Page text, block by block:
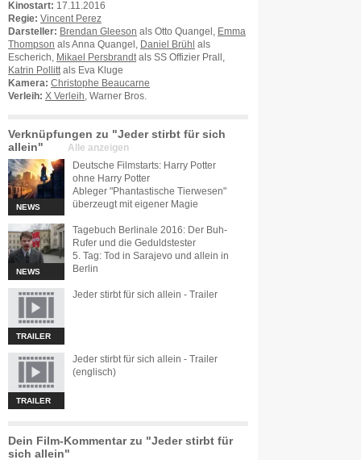
Kinostart: 17.11.2016
Regie: Vincent Perez
Darsteller: Brendan Gleeson als Otto Quangel,
Emma
Thompson als Anna Quangel, Daniel Brühl als
Escherich,
Mikael Persbrandt als SS Offizier Prall,
Katrin Pollitt als Eva Kluge
Kamera: Christophe Beaucarne
Verleih: X Verleih , Warner Bros.
Verknüpfungen zu "Jeder stirbt für sich
allein"
Alle anzeigen
NEWS
Deutsche Filmstarts: Harry Potter
ohne Harry Potter
Ableger "Phantastische Tierwesen"
überzeugt mit eigener Magie
NEWS
Tagebuch Berlinale 2016: Der Buh-
Rufer und die Geduldstester
5. Tag: Tod in Sarajevo und allein in
Berlin
TRAILER
Jeder stirbt für sich allein - Trailer
TRAILER
Jeder stirbt für sich allein - Trailer
(englisch)
Dein Film-Kommentar zu "Jeder stirbt für
sich allein"